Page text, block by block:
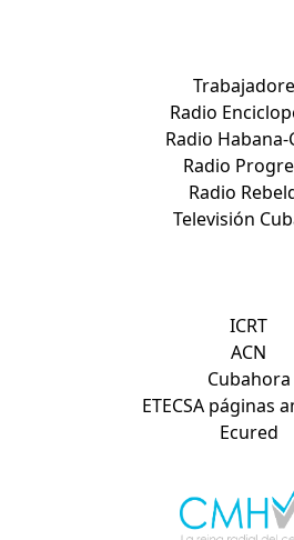
Radio
Radio Habana-
Radio
Radio
Televisión
ICRT
ACN
Cubahora
ETECSA páginas
Ecured